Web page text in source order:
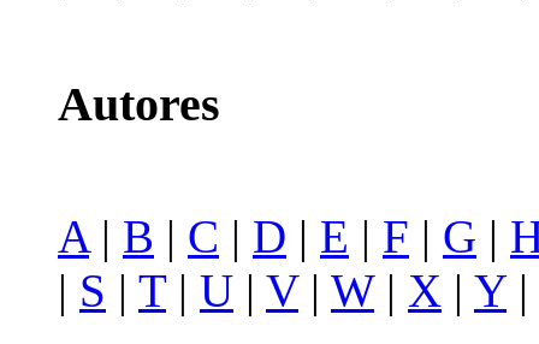
Autores
A| B | C | D | E | F | G |
| S | T| U | V| W| X | Y|